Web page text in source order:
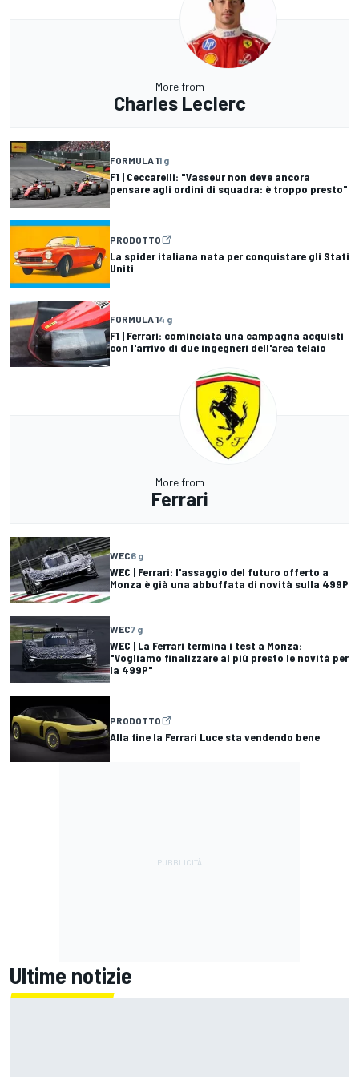
More from
Charles Leclerc
FORMULA 11 g
F1 | Ceccarelli: "Vasseur non deve ancora
pensare agli ordini di squadra: è troppo presto"
PRODOTTO
La spider italiana nata per conquistare gli Stati
Uniti
FORMULA 14 g
F1 | Ferrari: cominciata una campagna acquisti
con l'arrivo di due ingegneri dell'area telaio
More from
Ferrari
WEC6 g
WEC | Ferrari: l'assaggio del futuro offerto a
Monza è già una abbuffata di novità sulla 499P
WEC7 g
WEC | La Ferrari termina i test a Monza:
"Vogliamo finalizzare al più presto le novità per
la 499P"
PRODOTTO
Alla fine la Ferrari Luce sta vendendo bene
Ultime notizie